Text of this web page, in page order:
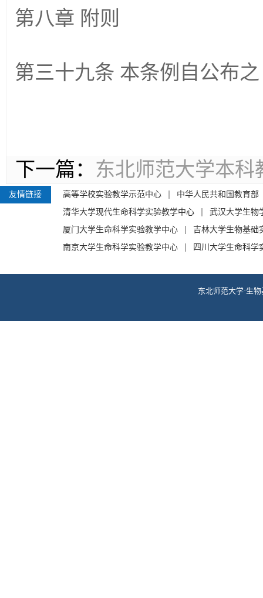
第八章 附则
第三十九条 本条例自公布
下一篇： 东北师范大学本
友情链接 高等学校实验教学示范中心
中华人民共和国教育部
清华大学现代生命科学实验教学中心
武汉大学生物
厦门大学生命科学实验教学中心
吉林大学生物基础
南京大学生命科学实验教学中心
四川大学生命科学
东北师范大学·生